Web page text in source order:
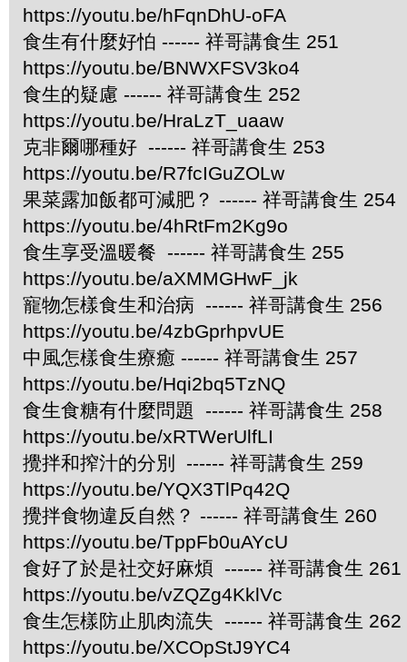
https://youtu.be/hFqnDhU-oFA
食生有什麼好怕 ------ 祥哥講食生 251
https://youtu.be/BNWXFSV3ko4
食生的疑慮 ------ 祥哥講食生 252
https://youtu.be/HraLzT_uaaw
克非爾哪種好 ------ 祥哥講食生 253
https://youtu.be/R7fcIGuZOLw
果菜露加飯都可減肥？ ------ 祥哥講食生 254
https://youtu.be/4hRtFm2Kg9o
食生享受溫暖餐 ------ 祥哥講食生 255
https://youtu.be/aXMMGHwF_jk
寵物怎樣食生和治病 ------ 祥哥講食生 256
https://youtu.be/4zbGprhpvUE
中風怎樣食生療癒 ------ 祥哥講食生 257
https://youtu.be/Hqi2bq5TzNQ
食生食糖有什麼問題 ------ 祥哥講食生 258
https://youtu.be/xRTWerUlfLI
攪拌和搾汁的分別 ------ 祥哥講食生 259
https://youtu.be/YQX3TlPq42Q
攪拌食物違反自然？ ------ 祥哥講食生 260
https://youtu.be/TppFb0uAYcU
食好了於是社交好麻煩 ------ 祥哥講食生 261
https://youtu.be/vZQZg4KklVc
食生怎樣防止肌肉流失 ------ 祥哥講食生 262
https://youtu.be/XCOpStJ9YC4